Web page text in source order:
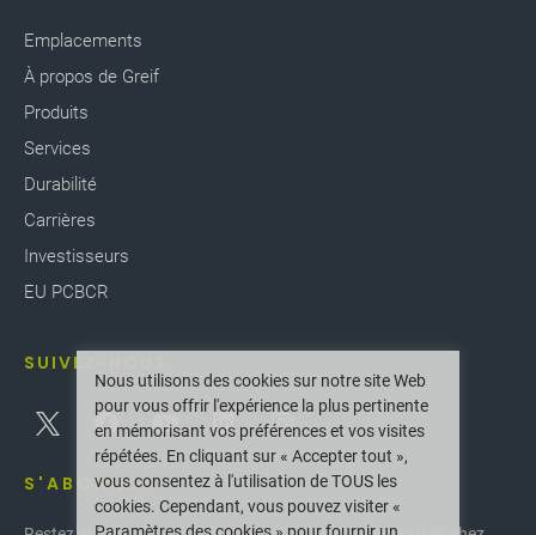
Emplacements
À propos de Greif
Produits
Services
Durabilité
Carrières
Investisseurs
EU PCBCR
SUIVEZ-NOUS
S'ABONNER
Nous utilisons des cookies sur notre site Web
pour vous offrir l'expérience la plus pertinente
en mémorisant vos préférences et vos visites
répétées. En cliquant sur « Accepter tout »,
vous consentez à l'utilisation de TOUS les
cookies. Cependant, vous pouvez visiter «